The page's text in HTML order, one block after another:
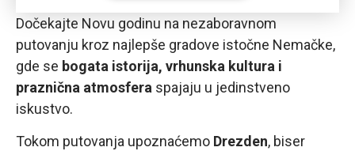
Dočekajte Novu godinu na nezaboravnom
putovanju kroz najlepše gradove istočne Nemačke,
gde se bogata istorija, vrhunska kultura i
praznična atmosfera spajaju u jedinstveno
iskustvo.
Tokom putovanja upoznaćemo Drezden, biser